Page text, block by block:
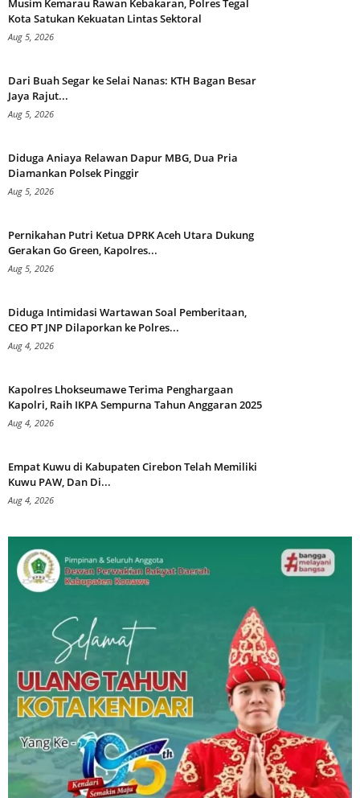
Musim Kemarau Rawan Kebakaran, Polres Tegal
Kota Satukan Kekuatan Lintas Sektoral
Aug 5, 2026
Dari Buah Segar ke Selai Nanas: KTH Bagan Besar
Jaya Rajut...
Aug 5, 2026
Diduga Aniaya Relawan Dapur MBG, Dua Pria
Diamankan Polsek Pinggir
Aug 5, 2026
Pernikahan Putri Ketua DPRK Aceh Utara Dukung
Gerakan Go Green, Kapolres...
Aug 5, 2026
Diduga Intimidasi Wartawan Soal Pemberitaan,
CEO PT JNP Dilaporkan ke Polres...
Aug 4, 2026
Kapolres Lhokseumawe Terima Penghargaan
Kapolri, Raih IKPA Sempurna Tahun Anggaran 2025
Aug 4, 2026
Empat Kuwu di Kabupaten Cirebon Telah Memiliki
Kuwu PAW, Dan Di...
Aug 4, 2026